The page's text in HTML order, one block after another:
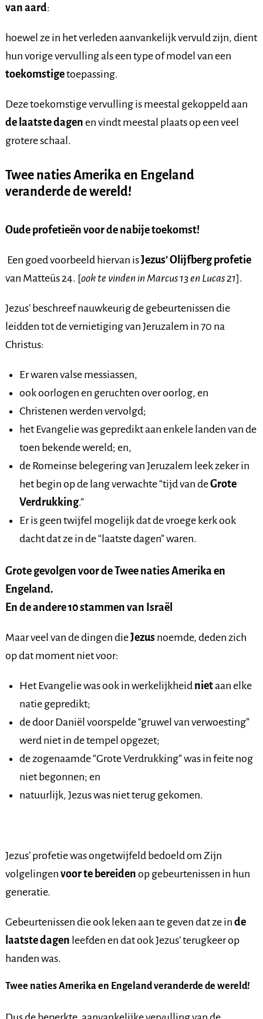
van aard:
hoewel ze in het verleden aanvankelijk vervuld zijn, dient
hun vorige vervulling als een type of model van een
toekomstigetoepassing.
Deze toekomstige vervulling is meestal gekoppeld aan
de laatste dagen en vindt meestal plaats op een veel
grotere schaal.
Twee naties Amerika en Engeland
veranderde de wereld!
Oude profetieën voor de nabije toekomst!
Een goed voorbeeld hiervan isJezus’ Olijfberg profetie
van Matteüs 24. [ook te vinden in Marcus 13 en Lucas 21].
Jezus’ beschreef nauwkeurig de gebeurtenissen die
leidden tot de vernietiging van Jeruzalem in 70 na
Christus:
Er waren valse messiassen,
ook oorlogen en geruchten over oorlog, en
Christenen werden vervolgd;
het Evangelie was gepredikt aan enkele landen van de
toen bekende wereld; en,
de Romeinse belegering van Jeruzalem leek zeker in
het begin op de lang verwachte “tijd van deGrote
Verdrukking.”
Er is geen twijfel mogelijk dat de vroege kerk ook
dacht dat ze in de “laatste dagen” waren.
Grote gevolgen voor de Twee naties Amerika en
Engeland.
En de andere 10 stammen van Israël
Maar veel van de dingen dieJezus noemde, deden zich
op dat moment niet voor:
Het Evangelie was ook in werkelijkheid nietaan elke
natie gepredikt;
de door Daniël voorspelde “gruwel van verwoesting”
werd niet in de tempel opgezet;
de zogenaamde “Grote Verdrukking” was in feite nog
niet begonnen; en
natuurlijk, Jezus was niet terug gekomen.
Jezus’ profetie was ongetwijfeld bedoeld om Zijn
volgelingen voor te bereiden op gebeurtenissen in hun
generatie.
Gebeurtenissen die ook leken aan te geven dat ze in de
laatste dagen leefden en dat ook Jezus’ terugkeer op
handen was.
Twee naties Amerika en Engeland veranderde de wereld!